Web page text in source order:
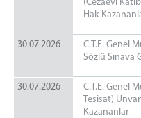
BİRİMLER
Oltu İcra Dairesi
Oltu Adli Destek ve
(Cezaevi
Hak
30.07.2026
C.T.E. Genel
Sözlü Sınava
30.07.2026
C.T.E. Genel
Tesisat)
Kazananlar